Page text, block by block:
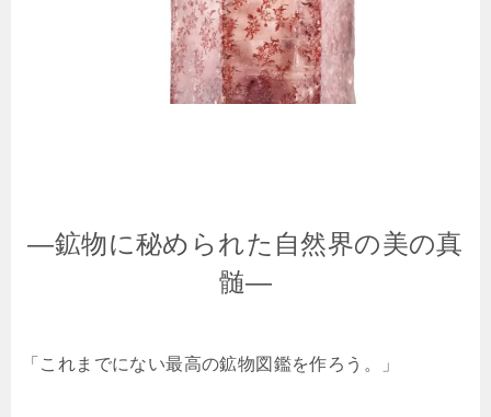
—鉱物に秘められた自然界の美の真
髄—
「これまでにない最高の鉱物図鑑を作ろう。」